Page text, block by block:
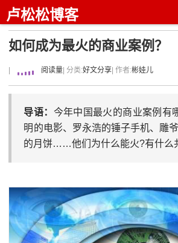
卢松松博客
如何成为最火的商业案例？
阅读量 | 分类:好文分享 | 作者:彬娃儿
导语： 今年中国最火的商业案例有
明的电影、罗永浩的锤子手机、雕
的月饼……他们为什么能火?有什么